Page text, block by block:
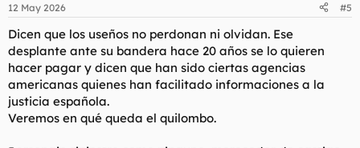
e
:
12 May 2026 #5
Dicen que los useños no perdonan ni olvidan. Ese
desplante ante su bandera hace 20 años se lo quieren
hacer pagar y dicen que han sido ciertas agencias
americanas quienes han facilitado informaciones a la
justicia española.
Veremos en qué queda el quilombo.